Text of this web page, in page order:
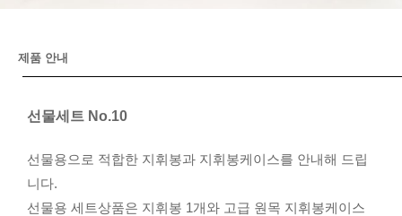
제품 안내
선물세트 No.10
선물용으로 적합한 지휘봉과 지휘봉케이스를 안내해 드립
니다.
선물용 세트상품은 지휘봉 1개와 고급 원목 지휘봉케이스